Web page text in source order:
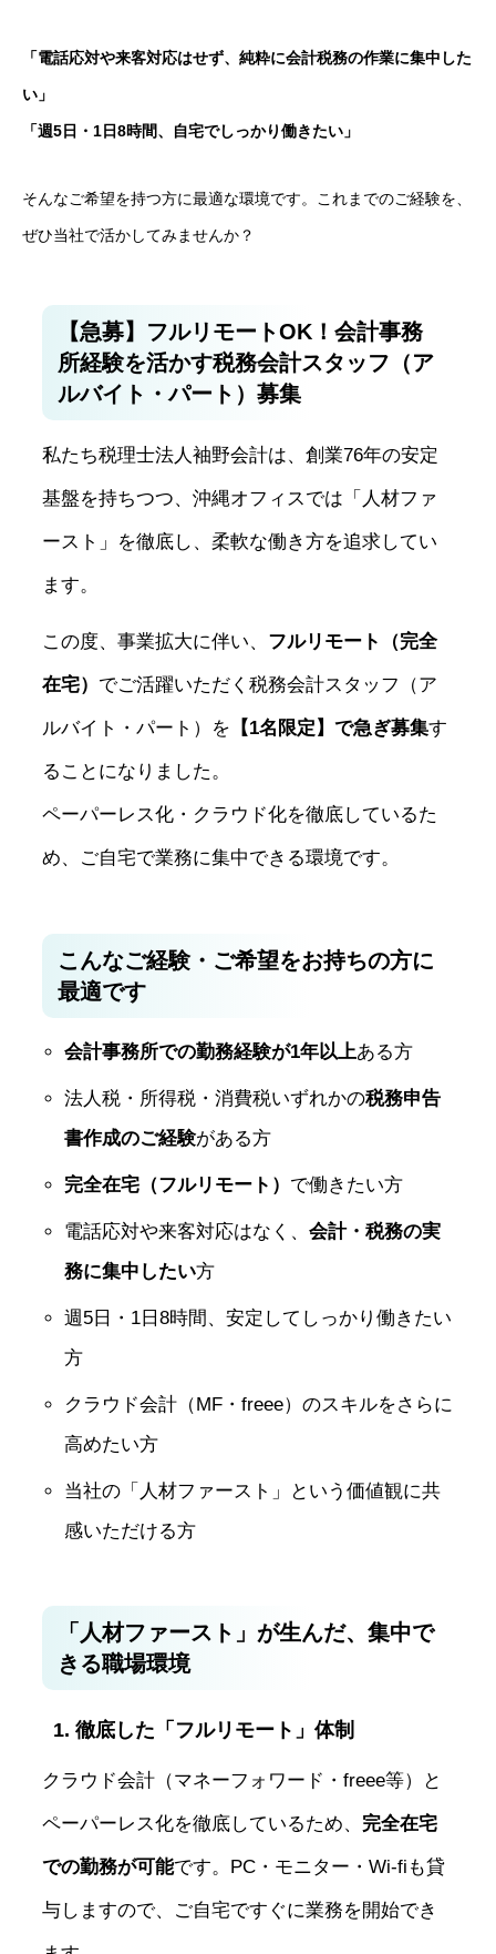
お問い合わせ
「電話応対や来客対応はせず、純粋に会計税務の作業に集中した
い」
「週5日・1日8時間、自宅でしっかり働きたい」
そんなご希望を持つ方に最適な環境です。これまでのご経験を、
ぜひ当社で活かしてみませんか？
【急募】フルリモートOK！会計事務
所経験を活かす税務会計スタッフ（ア
ルバイト・パート）募集
私たち税理士法人袖野会計は、創業76年の安定
基盤を持ちつつ、沖縄オフィスでは「人材ファ
ースト」を徹底し、柔軟な働き方を追求してい
ます。
この度、事業拡大に伴い、 フルリモート（完全
在宅） でご活躍いただく税務会計スタッフ（ア
ルバイト・パート）を 【1名限定】で急ぎ募集す
ることになりました。
ペーパーレス化・クラウド化を徹底しているた
め、ご自宅で業務に集中できる環境です。
こんなご経験・ご希望をお持ちの方に
最適です
会計事務所での勤務経験が1年以上ある方
法人税・所得税・消費税いずれかの税務申告
書作成のご経験がある方
完全在宅（フルリモート） で働きたい方
電話応対や来客対応はなく、 会計・税務の実
務に集中したい方
週5日・1日8時間、安定してしっかり働きたい
方
クラウド会計（MF・freee）のスキルをさらに
高めたい方
当社の「人材ファースト」という価値観に共
感いただける方
「人材ファースト」が生んだ、集中で
きる職場環境
1. 徹底した「フルリモート」体制
クラウド会計（マネーフォワード・freee等）と
ペーパーレス化を徹底しているため、 完全在宅
での勤務が可能です。PC・モニター・Wi-fiも貸
与しますので、ご自宅ですぐに業務を開始でき